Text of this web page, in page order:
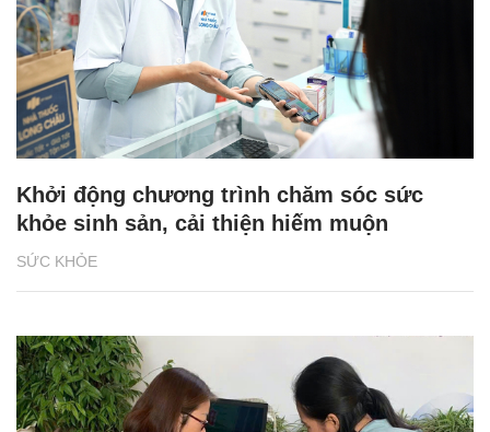
SỨC KHỎE
Khởi động chương trình chăm sóc sức
khỏe sinh sản, cải thiện hiếm muộn